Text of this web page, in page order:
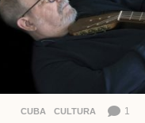
CUBA ,CULTURA 1